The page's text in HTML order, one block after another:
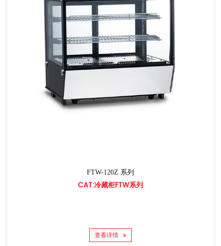
FTW-120Z 系列
CAT:冷藏柜FTW系列
查看详情